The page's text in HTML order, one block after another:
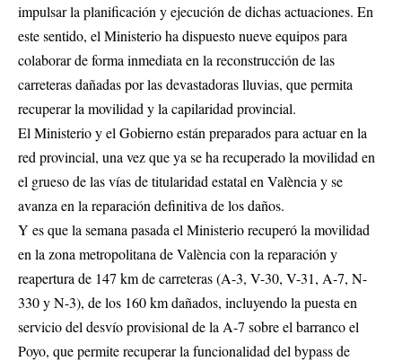
impulsar la planificación y ejecución de dichas actuaciones. En
este sentido, el Ministerio ha dispuesto nueve equipos para
colaborar de forma inmediata en la reconstrucción de las
carreteras dañadas por las devastadoras lluvias, que permita
recuperar la movilidad y la capilaridad provincial.
El Ministerio y el Gobierno están preparados para actuar en la
red provincial, una vez que ya se ha recuperado la movilidad en
el grueso de las vías de titularidad estatal en València y se
avanza en la reparación definitiva de los daños.
Y es que la semana pasada el Ministerio recuperó la movilidad
en la zona metropolitana de València con la reparación y
reapertura de 147 km de carreteras (A-3, V-30, V-31, A-7, N-
330 y N-3), de los 160 km dañados, incluyendo la puesta en
servicio del desvío provisional de la A-7 sobre el barranco el
Poyo, que permite recuperar la funcionalidad del bypass de